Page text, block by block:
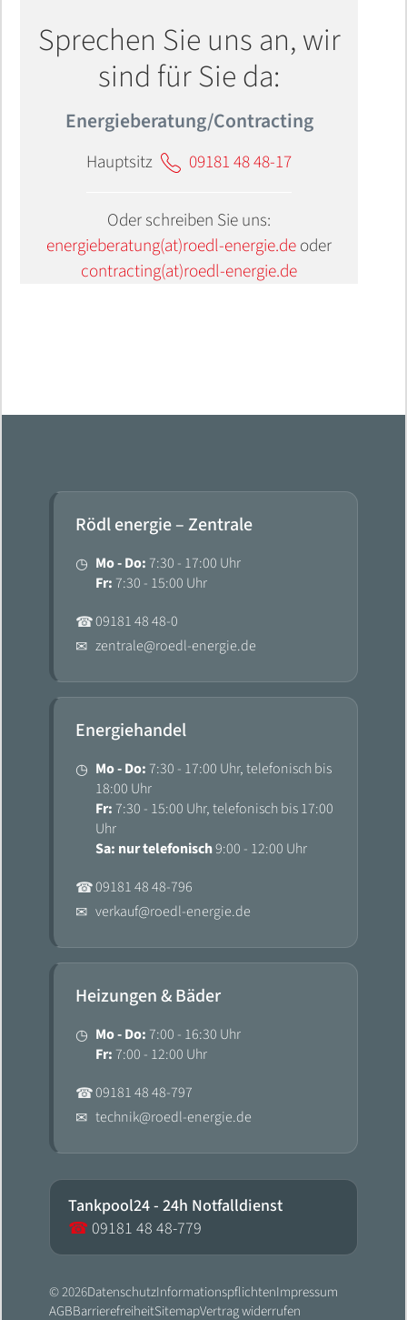
Sprechen Sie uns an, wir
sind für Sie da:
Energieberatung/Contracting
Hauptsitz 09181 48 48-17
Oder schreiben Sie uns:
energieberatung(at)roedl-energie.deoder
contracting(at)roedl-energie.de
Rödl energie – Zentrale
◷ Mo - Do: 7:30 - 17:00 Uhr
Fr: 7:30 - 15:00 Uhr
☎09181 48 48-0
✉ zentrale@roedl-energie.de
Energiehandel
◷ Mo - Do: 7:30 - 17:00 Uhr, telefonisch bis
18:00 Uhr
Fr: 7:30 - 15:00 Uhr, telefonisch bis 17:00
Uhr
Sa: nur telefonisch9:00 - 12:00 Uhr
☎09181 48 48-796
✉ verkauf@roedl-energie.de
Heizungen & Bäder
◷ Mo - Do: 7:00 - 16:30 Uhr
Fr: 7:00 - 12:00 Uhr
☎09181 48 48-797
✉ technik@roedl-energie.de
Tankpool24 - 24h Notfalldienst
☎ 09181 48 48-779
© 2026DatenschutzInformationspflichtenImpressum
AGBBarrierefreiheitSitemapVertrag widerrufen